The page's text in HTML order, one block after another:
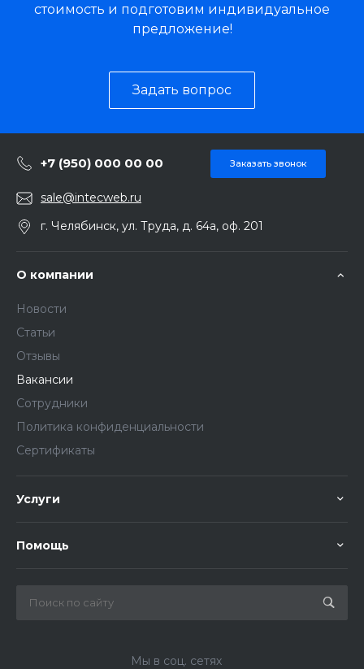
стоимость и подготовим индивидуальное
предложение!
Задать вопрос
+7 (950) 000 00 00 Заказать звонок
sale@intecweb.ru
г. Челябинск, ул. Труда, д. 64а, оф. 201
О компании
Новости
Статьи
Отзывы
Вакансии
Сотрудники
Политика конфиденциальности
Сертификаты
Услуги
Помощь
Мы в соц. сетях